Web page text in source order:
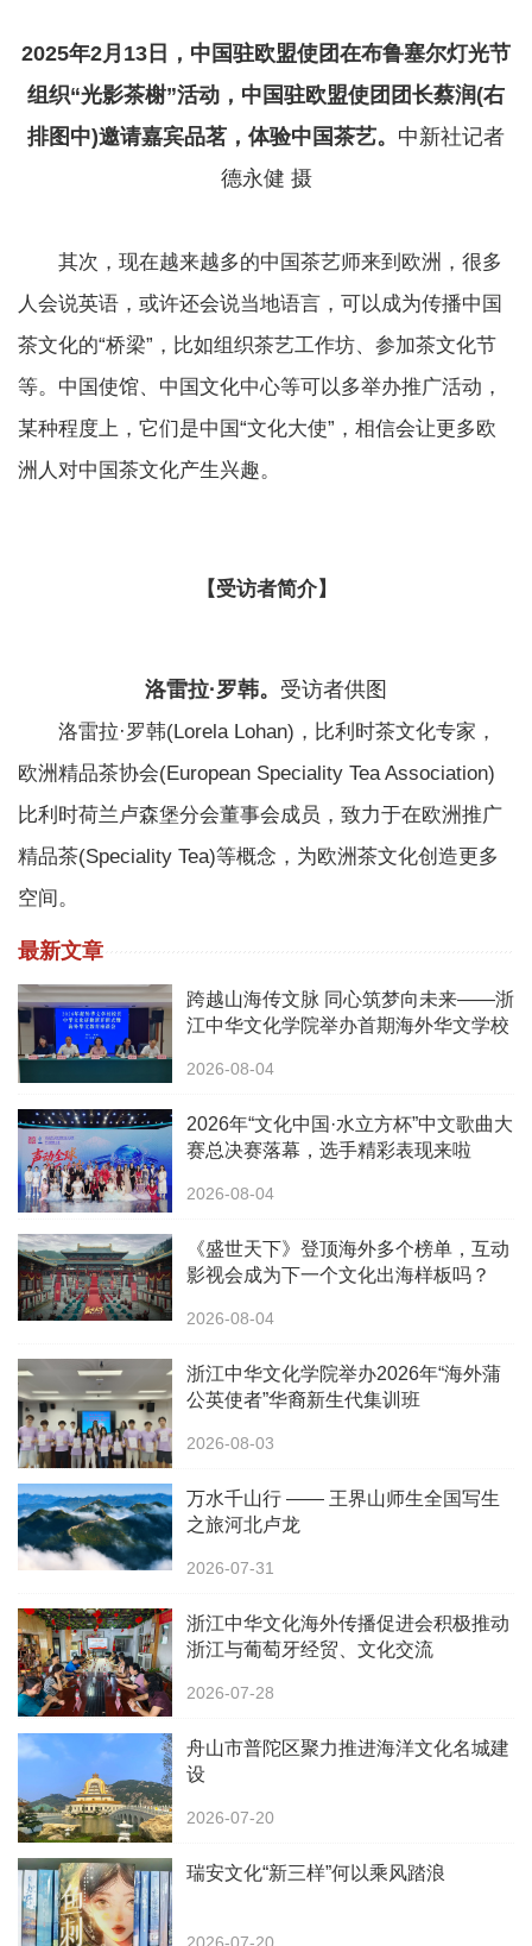
2025年2月13日，中国驻欧盟使团在布鲁塞尔灯光节
组织“光影茶榭”活动，中国驻欧盟使团团长蔡润(右
排图中)邀请嘉宾品茗，体验中国茶艺。 中新社记者
德永健 摄
其次，现在越来越多的中国茶艺师来到欧洲，很多
人会说英语，或许还会说当地语言，可以成为传播中国
茶文化的“桥梁”，比如组织茶艺工作坊、参加茶文化节
等。中国使馆、中国文化中心等可以多举办推广活动，
某种程度上，它们是中国“文化大使”，相信会让更多欧
洲人对中国茶文化产生兴趣。
【受访者简介】
洛雷拉·罗韩。 受访者供图
洛雷拉·罗韩(Lorela Lohan)，比利时茶文化专家，
欧洲精品茶协会(European Speciality Tea Association)
比利时荷兰卢森堡分会董事会成员，致力于在欧洲推广
精品茶(Speciality Tea)等概念，为欧洲茶文化创造更多
空间。
最新文章
跨越山海传文脉 同心筑梦向未来——浙
江中华文化学院举办首期海外华文学校
2026-08-04
2026年“文化中国·水立方杯”中文歌曲大
赛总决赛落幕，选手精彩表现来啦
2026-08-04
《盛世天下》登顶海外多个榜单，互动
影视会成为下一个文化出海样板吗？
2026-08-04
浙江中华文化学院举办2026年“海外蒲
公英使者”华裔新生代集训班
2026-08-03
万水千山行 —— 王界山师生全国写生
之旅河北卢龙
2026-07-31
浙江中华文化海外传播促进会积极推动
浙江与葡萄牙经贸、文化交流
2026-07-28
舟山市普陀区聚力推进海洋文化名城建
设
2026-07-20
瑞安文化“新三样”何以乘风踏浪